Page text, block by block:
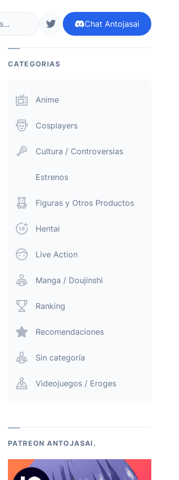
siguenos en twitter
Chat Antojasai
CATEGORIAS
Anime
Cosplayers
Cultura / Controversias
Estrenos
Figuras y Otros Productos
Hentai
Live Action
Manga / Doujinshi
Ranking
Recomendaciones
Sin categoría
Videojuegos / Eroges
PATREON ANTOJASAI.